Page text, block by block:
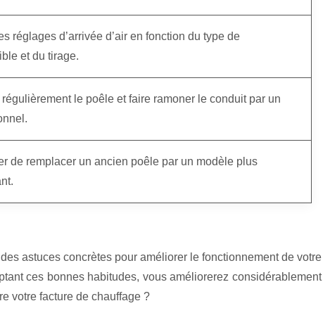
réglages d’arrivée d’air en fonction du type de
et du tirage.
régulièrement le poêle et faire ramoner le conduit par un
de remplacer un ancien poêle par un modèle plus
astuces concrètes pour améliorer le fonctionnement de votre
ces bonnes habitudes, vous améliorerez considérablement
votre facture de chauffage ?